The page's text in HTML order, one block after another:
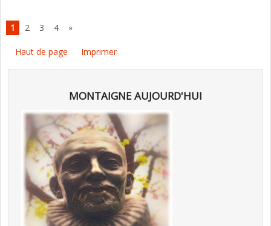
1 2 3 4 »
Haut de page Imprimer
MONTAIGNE AUJOURD'HUI